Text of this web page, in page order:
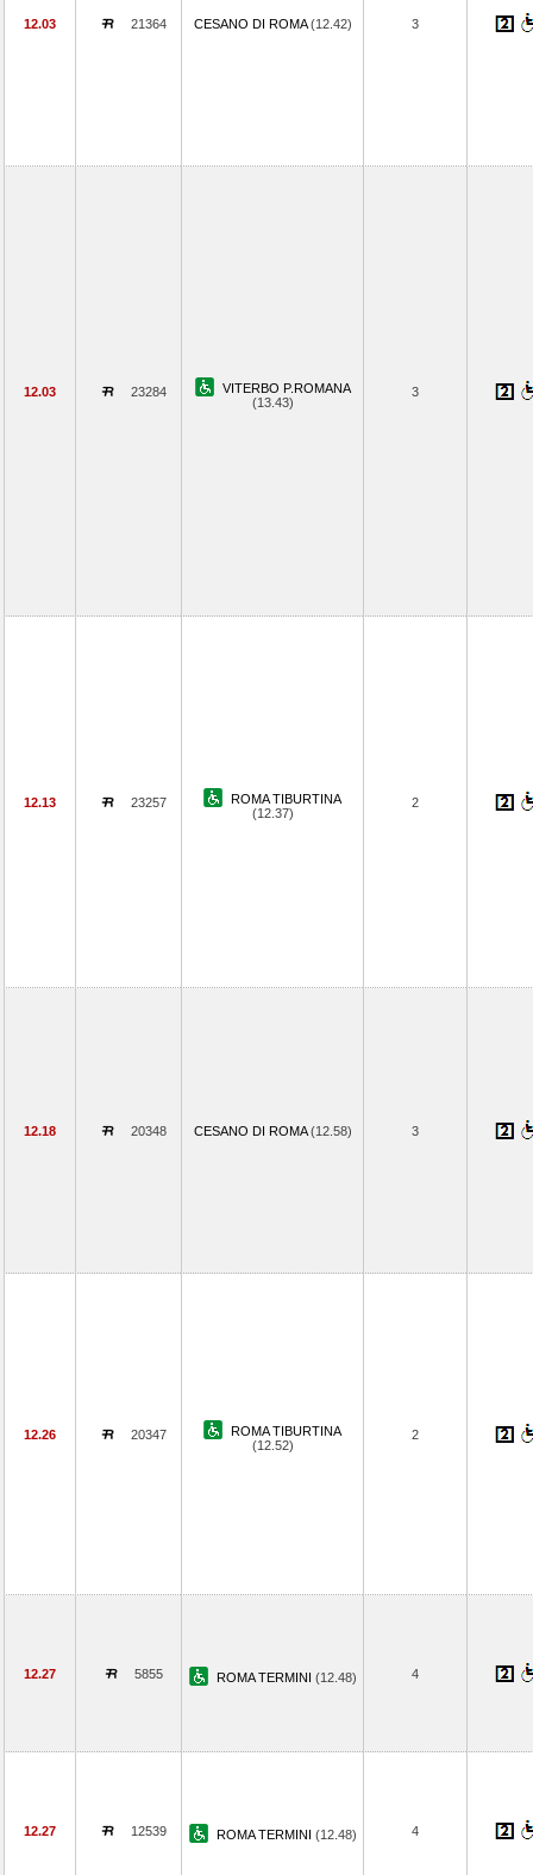
12.03 21364 CESANO DI ROMA(12.42) 3
12.03 23284
VITERBO P.ROMANA
(13.43)
3
12.13 23257
ROMA TIBURTINA
(12.37)
2
12.18 20348 CESANO DI ROMA(12.58) 3
12.26 20347
ROMA TIBURTINA
(12.52)
2
12.27 5855 ROMA TERMINI (12.48) 4
12.27 12539 ROMA TERMINI (12.48) 4